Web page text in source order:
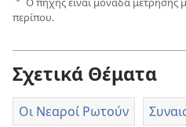
a
περίπου.
Σχετικά Θέματα
Οι Νεαροί Ρωτούν